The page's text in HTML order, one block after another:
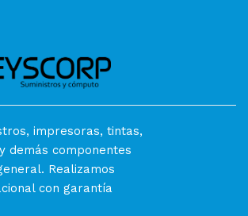
impresoras, tintas,
demás componentes
Realizamos
con garantía